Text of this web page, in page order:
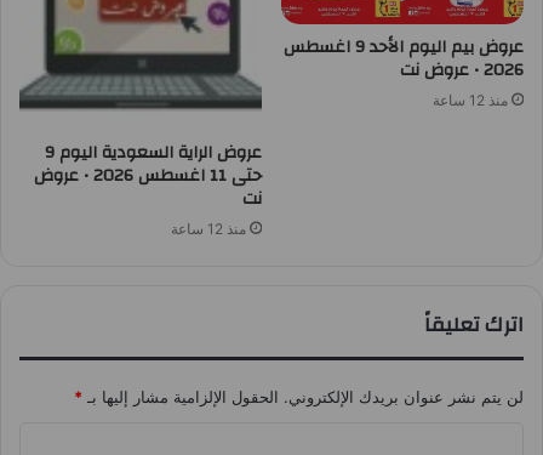
عروض بيم اليوم الأحد 9 اغسطس
2026 • عروض نت
منذ 12 ساعة
عروض الراية السعودية اليوم 9
حتى 11 اغسطس 2026 • عروض
نت
منذ 12 ساعة
اترك تعليقاً
لن يتم نشر عنوان بريدك الإلكتروني. الحقول الإلزامية مشار إليها بـ *